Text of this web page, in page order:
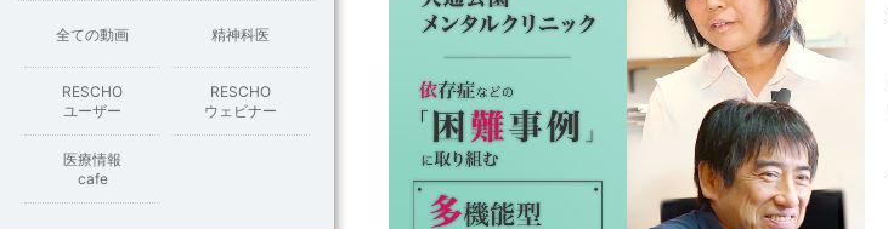
全ての動画 精神科医
RESCHO
ユーザー
RESCHO
ウェビナー
医療情報
cafe